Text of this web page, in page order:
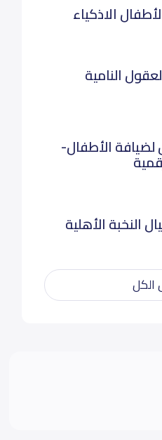
الاذكياء
النامية
الأطفال-
النخبة الأهلية